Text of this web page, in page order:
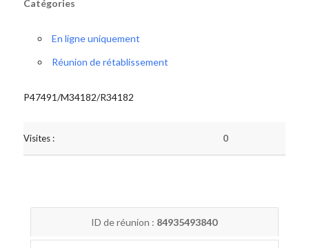
Catégories
En ligne uniquement
Réunion de rétablissement
P47491/M34182/R34182
Visites : 0
ID de réunion : 84935493840